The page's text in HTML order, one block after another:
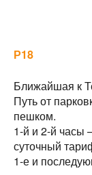
Р18
Ближайшая к
Путь от
пешком.
1-й и 2-й часы
суточный
1-е и